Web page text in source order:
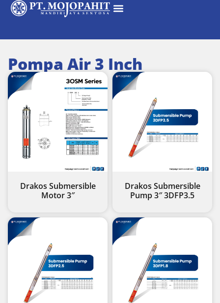
Pompa Air 3 Inch
Drakos Submersible
Motor 3″
Drakos Submersible
Pump 3″ 3DFP3.5